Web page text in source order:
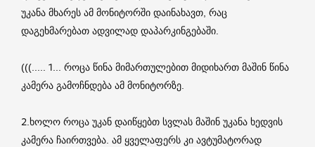
უკანა მხარეს ამ მონიტორში დაინახავთ, რაც
დაგეხმარებათ ადვილად დაპარკინგებაში.
(((..... 1... როცა წინა მიმართულებით მიდიხართ მაშინ წინა
კამერა გამოჩნდება ამ მონიტორზე.
2.ხოლო როცა უკან დაიწყებთ სვლას მაშინ უკანა ხედვის
კამერა ჩაირთვება. ამ ყველაფერს კი ავტუმატორად